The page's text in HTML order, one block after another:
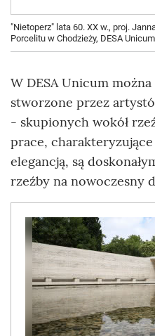
"Nietoperz" lata 60. XX w., proj.
Porcelitu w Chodzieży, DESA Unicum
W DESA Unicum
stworzone przez
- skupionych wokół
prace,
elegancją, są
rzeźby na nowoczesny